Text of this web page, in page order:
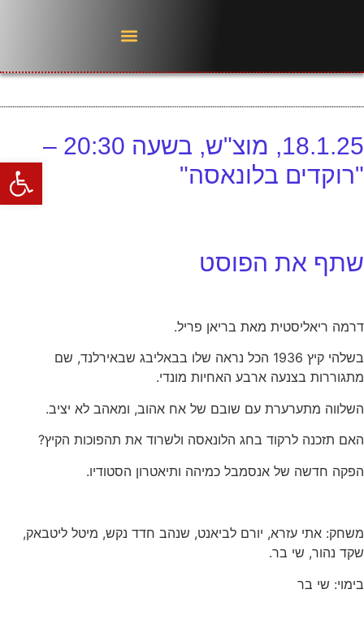
פתח
18.1.25, מוצ"ש, בשעה 20:30 –
"רוקדים בלונאסה"
שתף את הפוסט
דרמה ריאליסטית מאת בריאן פריל.
בשלהי קיץ 1936 הכל נראה שלו בבאליבג שבאירלנד, שם
מתגוררות בצנעה ארבע האחיות מונדי.
השלווה מתערערת עם שובם של אח אהוב, ומאהב לא יציב.
האם תזכנה לרקוד בחג הלונאסה ולשרוד את תהפוכות הקיץ?
הפקה חדשה של אנסמבל כמיהה ותיאטרון הסטודיו.
משחק: אתי עזרא, יורם לביאנט, שנהב חדד נקש, מיטל ליטבאק,
שקד נהור, שי בר.
בימוי: שי בר